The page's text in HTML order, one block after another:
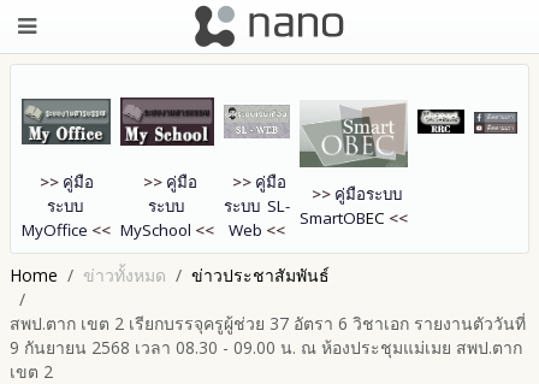
>> คู่มือ
ระบบ
MyOffice <<
>> คู่มือ
ระบบ
MySchool <<
>> คู่มือ
ระบบ SL-
Web <<
>> คู่มือระบบ
SmartOBEC <<
Home ข่าวทั้งหมด ข่าวประชาสัมพันธ์
สพป.ตาก เขต 2 เรียกบรรจุครูผู้ช่วย 37 อัตรา 6 วิชาเอก รายงานตัววันที่
9 กันยายน 2568 เวลา 08.30 - 09.00 น. ณ ห้องประชุมแม่เมย สพป.ตาก
เขต 2